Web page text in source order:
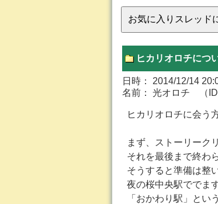
ヒカリオロチにつ
日時： 2014/12/14
名前： 光オロチ （ID:
ヒカリオロチに会う
まず、ストーリーク
それを最後まで終わ
そうすると準備は整
夜の桜中央駅ででま
「おかわり駅」とい